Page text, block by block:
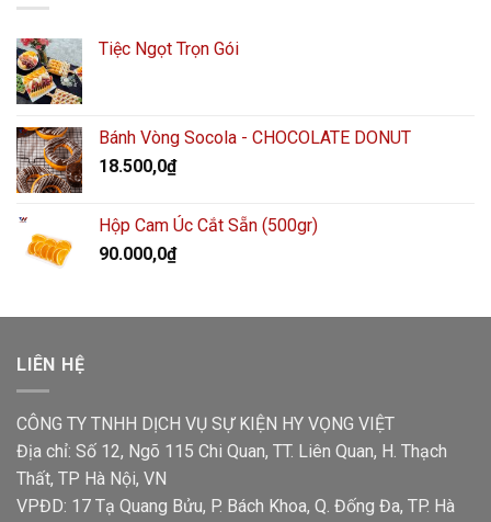
Tiệc Ngọt Trọn Gói
Bánh Vòng Socola - CHOCOLATE DONUT
18.500,0₫
Hộp Cam Úc Cắt Sẵn (500gr)
90.000,0₫
LIÊN HỆ
CÔNG TY TNHH DỊCH VỤ SỰ KIỆN HY VỌNG VIỆT
Địa chỉ: Số 12, Ngõ 115 Chi Quan, TT. Liên Quan, H. Thạch
Thất, TP Hà Nội, VN
VPĐD: 17 Tạ Quang Bửu, P. Bách Khoa, Q. Đống Đa, TP. Hà